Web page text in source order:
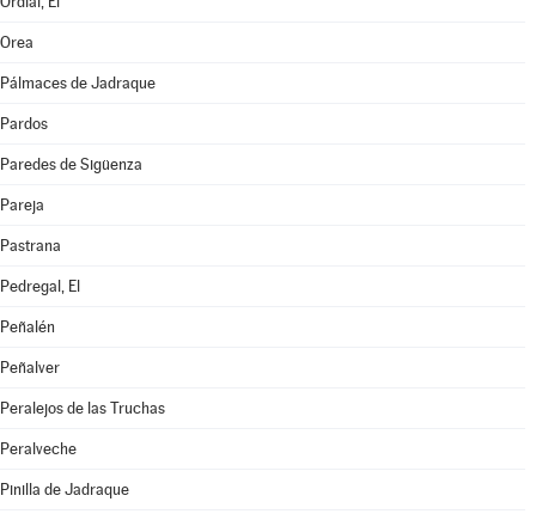
Orea
Pálmaces de Jadraque
Pardos
Paredes de Sigüenza
Pareja
Pastrana
Pedregal, El
Peñalén
Peñalver
Peralejos de las Truchas
Peralveche
Pinilla de Jadraque